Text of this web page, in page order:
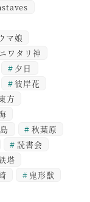
マ娘
ニワタリ神
夕日
彼岸花
方
秋葉原
読書会
塔
鬼形獣